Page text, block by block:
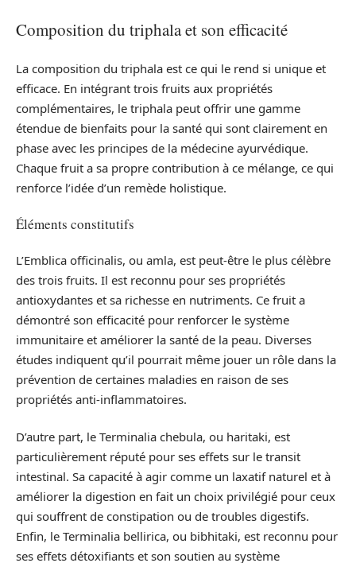
Composition du triphala et son efficacité
La composition du triphala est ce qui le rend si unique et
efficace. En intégrant trois fruits aux propriétés
complémentaires, le triphala peut offrir une gamme
étendue de bienfaits pour la santé qui sont clairement en
phase avec les principes de la médecine ayurvédique.
Chaque fruit a sa propre contribution à ce mélange, ce qui
renforce l’idée d’un remède holistique.
Éléments constitutifs
L’Emblica officinalis, ou amla, est peut-être le plus célèbre
des trois fruits. Il est reconnu pour ses propriétés
antioxydantes et sa richesse en nutriments. Ce fruit a
démontré son efficacité pour renforcer le système
immunitaire et améliorer la santé de la peau. Diverses
études indiquent qu’il pourrait même jouer un rôle dans la
prévention de certaines maladies en raison de ses
propriétés anti-inflammatoires.
D’autre part, le Terminalia chebula, ou haritaki, est
particulièrement réputé pour ses effets sur le transit
intestinal. Sa capacité à agir comme un laxatif naturel et à
améliorer la digestion en fait un choix privilégié pour ceux
qui souffrent de constipation ou de troubles digestifs.
Enfin, le Terminalia bellirica, ou bibhitaki, est reconnu pour
ses effets détoxifiants et son soutien au système